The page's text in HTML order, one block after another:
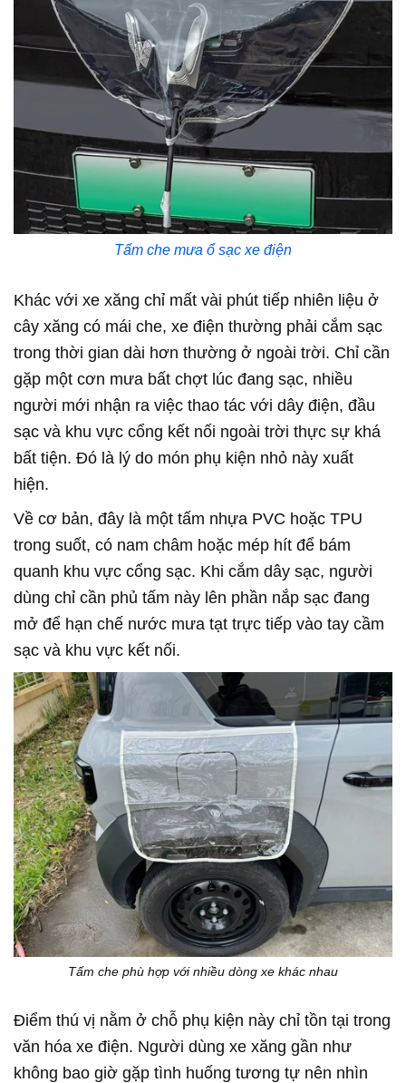
Tấm che mưa ổ sạc xe điện
Khác với xe xăng chỉ mất vài phút tiếp nhiên liệu ở
cây xăng có mái che, xe điện thường phải cắm sạc
trong thời gian dài hơn thường ở ngoài trời. Chỉ cần
gặp một cơn mưa bất chợt lúc đang sạc, nhiều
người mới nhận ra việc thao tác với dây điện, đầu
sạc và khu vực cổng kết nối ngoài trời thực sự khá
bất tiện. Đó là lý do món phụ kiện nhỏ này xuất
hiện.
Về cơ bản, đây là một tấm nhựa PVC hoặc TPU
trong suốt, có nam châm hoặc mép hít để bám
quanh khu vực cổng sạc. Khi cắm dây sạc, người
dùng chỉ cần phủ tấm này lên phần nắp sạc đang
mở để hạn chế nước mưa tạt trực tiếp vào tay cầm
sạc và khu vực kết nối.
Tấm che phù hợp với nhiều dòng xe khác nhau
Điểm thú vị nằm ở chỗ phụ kiện này chỉ tồn tại trong
văn hóa xe điện. Người dùng xe xăng gần như
không bao giờ gặp tình huống tương tự nên nhìn